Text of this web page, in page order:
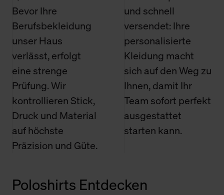
Bevor Ihre
Berufsbekleidung
unser Haus
verlässt, erfolgt
eine strenge
Prüfung. Wir
kontrollieren Stick,
Druck und Material
auf höchste
Präzision und Güte.
und schnell
versendet: Ihre
personalisierte
Kleidung macht
sich auf den Weg zu
Ihnen, damit Ihr
Team sofort perfekt
ausgestattet
starten kann.
Poloshirts Entdecken